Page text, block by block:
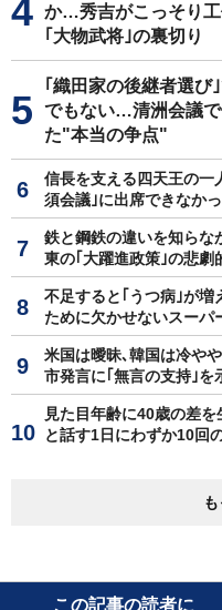
か…秀吉がこっそり
｢大物武将｣の裏切り
｢織田家の後継者選び
でもない…清洲会議
た"本当の争点"
信長を支える四天王の
須会議｣に出席できなか
鉄と鋼鉄の違いを知ら
東の｢大躍進政策｣の悲劇
不足すると｢うつ病｣が
ために欠かせないスーパ
米国は曖昧､韓国は冷や
市発言に｢無言の支持｣を
見た目年齢に40歳の差
と話す1日にわずか10回
この記事の読者に